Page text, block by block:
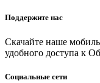
Поддержите нас
Скачайте наше
удобного доступа к
Социальные сети